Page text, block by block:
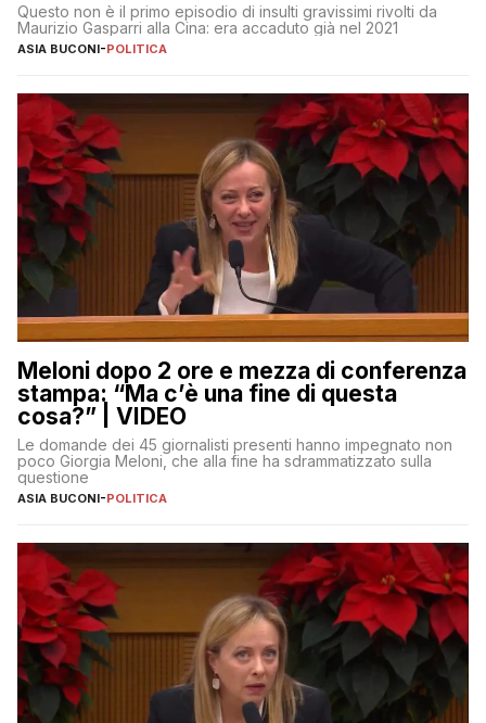
Questo non è il primo episodio di insulti gravissimi rivolti da
Maurizio Gasparri alla Cina: era accaduto già nel 2021
ASIA BUCONI-POLITICA
Meloni dopo 2 ore e mezza di conferenza
stampa: “Ma c’è una fine di questa
cosa?” | VIDEO
Le domande dei 45 giornalisti presenti hanno impegnato non
poco Giorgia Meloni, che alla fine ha sdrammatizzato sulla
questione
ASIA BUCONI-POLITICA